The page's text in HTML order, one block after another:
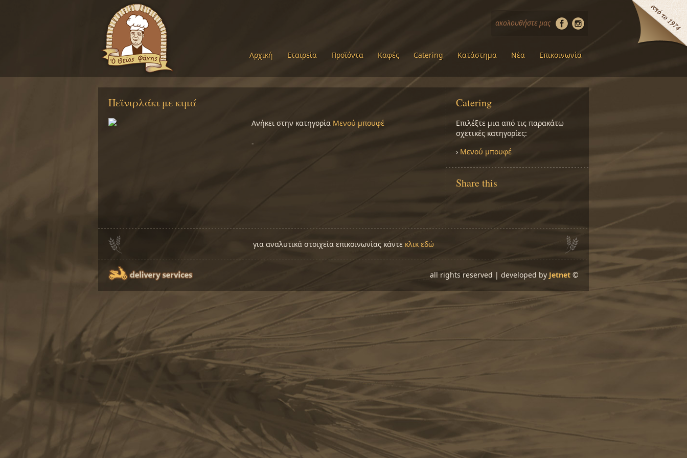
ακολουθήστε μας
Αρχική Εταιρεία Προϊόντα Καφές Catering Κατάστημα Νέα Επικοινωνία
Πεϊνιρλάκι με κιμά
Ανήκει στην κατηγορία Μενού μπουφέ
-
Catering
Επιλέξτε μια από τις παρακάτω
σχετικές κατηγορίες:
› Μενού μπουφέ
Share this
για αναλυτικά στοιχεία επικοινωνίας κάντε κλικ εδώ
all rights reserved | developed by Jetnet ©